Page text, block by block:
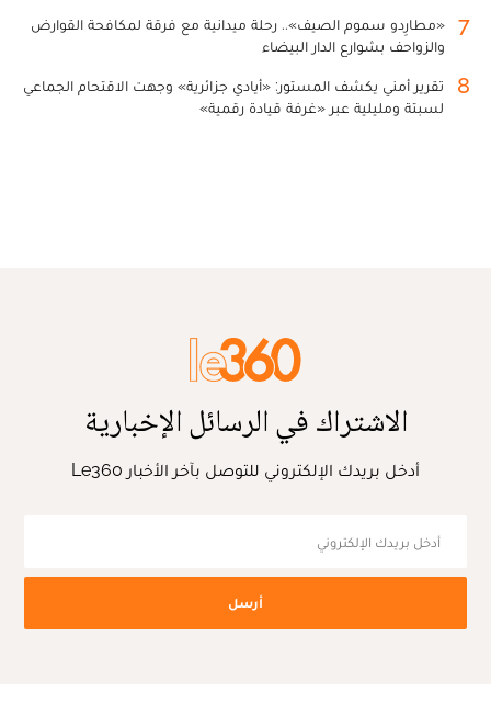
7
«مطارِدو سموم الصيف».. رحلة ميدانية مع فرقة لمكافحة القوارض
والزواحف بشوارع الدار البيضاء
8
تقرير أمني يكشف المستور: «أيادي جزائرية» وجهت الاقتحام الجماعي
لسبتة ومليلية عبر «غرفة قيادة رقمية»
الاشتراك في الرسائل الإخبارية
أدخل بريدك الإلكتروني للتوصل بآخر الأخبار Le360
أرسل